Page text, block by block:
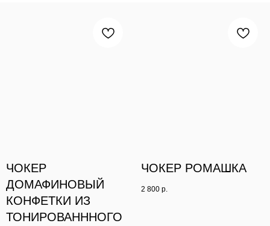
ЧОКЕР
ДОМАФИНОВЫЙ
КОНФЕТКИ ИЗ
ТОНИРОВАНННОГО
ЧОКЕР РОМАШКА
2 800 р.